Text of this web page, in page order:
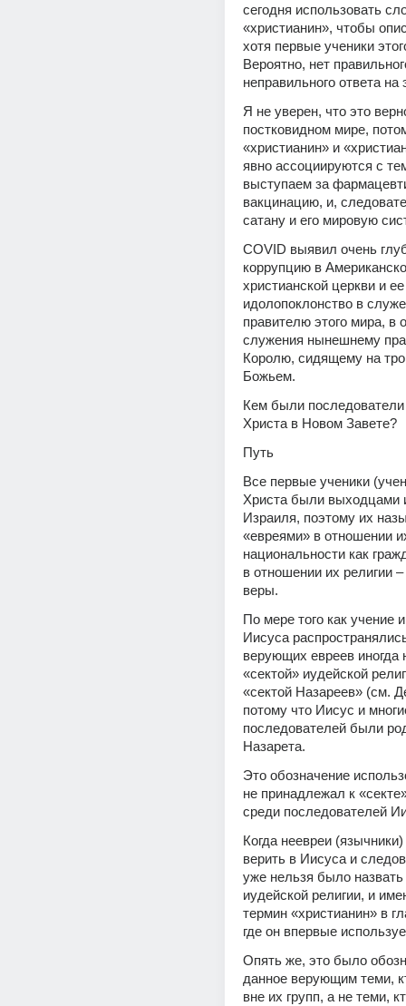
сегодня использовать
«христианин», чтобы
хотя первые ученики
Вероятно, нет
неправильного ответа на
Я не уверен, что это
постковидном мире,
«христианин» и
явно ассоциируются с
выступаем за
вакцинацию, и,
сатану и его мировую
COVID выявил очень
коррупцию в
христианской церкви и ее
идолопоклонство в
правителю этого мира, в
служения нынешнему
Королю, сидящему на
Божьем.
Кем были
Христа в Новом Завете?
Путь
Все первые ученики
Христа были выходцами
Израиля, поэтому их
«евреями» в отношении
национальности как
в отношении их религии
веры.
По мере того как учение
Иисуса
верующих евреев иногда
«сектой» иудейской
«сектой Назареев» (см.
потому что Иисус и
последователей были
Назарета.
Это обозначение
не принадлежал к
среди последователей
Когда неевреи
верить в Иисуса и
уже нельзя было назвать
иудейской религии, и
термин «христианин» в
где он впервые
Опять же, это было
данное верующим теми,
вне их групп, а не теми,